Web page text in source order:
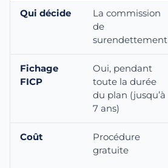
Qui décide
La commission
de
surendettement
Fichage
FICP
Oui, pendant
toute la durée
du plan (jusqu’à
7 ans)
Coût
Procédure
gratuite